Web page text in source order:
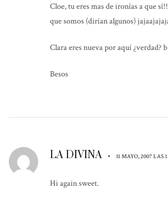
Cloe, tu eres mas de ironías a que
que somos (dirían algunos)
Clara eres nueva por aquí ¿verdad?
Besos
LA DIVINA • 31 MAYO, 2007 LAS
Hi again sweet.